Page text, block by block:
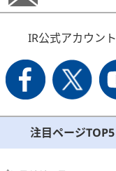
IR公式アカウント
注目ページTOP5